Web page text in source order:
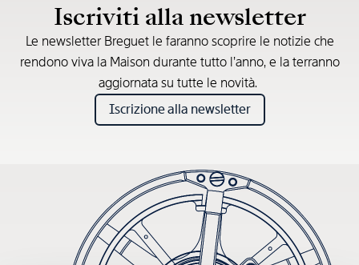
Iscriviti alla newsletter
Le newsletter Breguet le faranno scoprire le notizie che
rendono viva la Maison durante tutto l’anno, e la terranno
aggiornata su tutte le novità.
Iscrizione alla newsletter